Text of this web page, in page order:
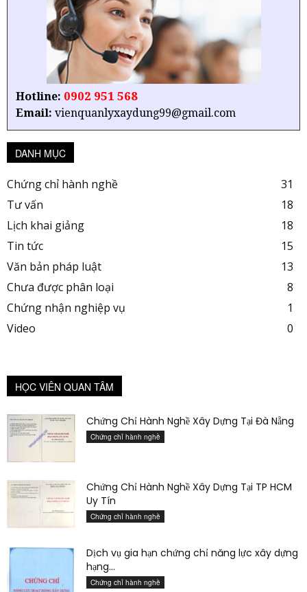
Hotline: 0902 951 568
Email: vienquanlyxaydung99@gmail.com
DANH MỤC
Chứng chỉ hành nghề
31
Tư vấn
18
Lịch khai giảng
18
Tin tức
15
Văn bản pháp luật
13
Chưa được phân loại
8
Chứng nhận nghiệp vụ
1
Video
0
HỌC VIÊN QUAN TÂM
Chứng Chỉ Hành Nghề Xây Dựng Tại Đà Nẵng
Chứng chỉ hành nghề
Chứng Chỉ Hành Nghề Xây Dựng Tại TP HCM
Uy Tín
Chứng chỉ hành nghề
Dịch vụ gia hạn chứng chỉ năng lực xây dựng
hạng...
Chứng chỉ hành nghề